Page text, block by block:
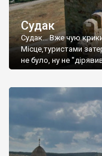
Судак
Судак... Вже чую
Місце,туристами
не було, ну не